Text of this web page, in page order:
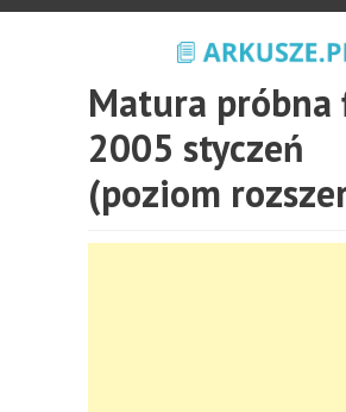
Matura próbna
2005 styczeń
(poziom